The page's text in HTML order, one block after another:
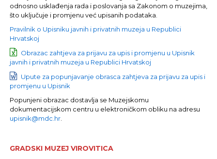
odnosno usklađenja rada i poslovanja sa Zakonom o muzejima,
što uključuje i promjenu već upisanih podataka.
Pravilnik o Upisniku javnih i privatnih muzeja u Republici
Hrvatskoj
Obrazac zahtjeva za prijavu za upis i promjenu u Upisnik
javnih i privatnih muzeja u Republici Hrvatskoj
Upute za popunjavanje obrasca zahtjeva za prijavu za upis i
promjenu u Upisnik
Popunjeni obrazac dostavlja se Muzejskomu
dokumentacijskom centru u elektroničkom obliku na adresu
upisnik@mdc.hr
GRADSKI MUZEJ VIROVITICA